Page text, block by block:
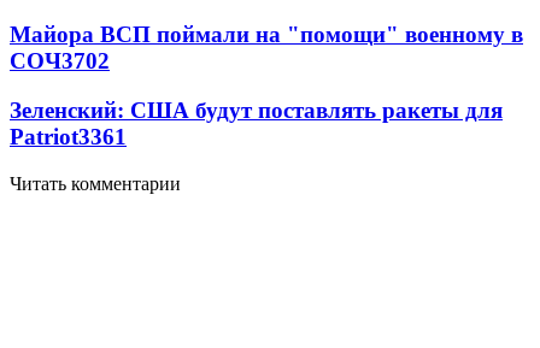
Майора ВСП поймали на "помощи" военному в
СОЧ3702
Зеленский: США будут поставлять ракеты для
Patriot3361
Читать комментарии